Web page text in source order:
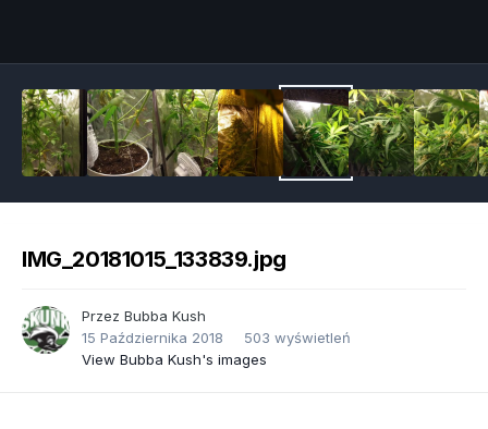
IMG_20181015_133839.jpg
Przez Bubba Kush
15 Października 2018
503 wyświetleń
View Bubba Kush's images